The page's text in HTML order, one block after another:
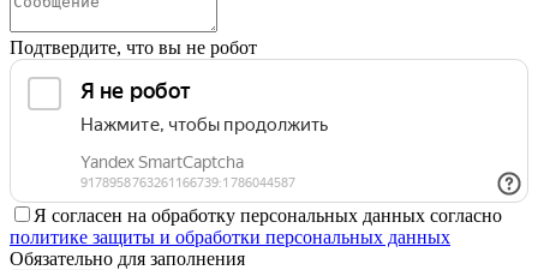
Подтвердите, что вы не робот
Я согласен на обработку персональных данных согласно
политике защиты и обработки персональных данных
Обязательно для заполнения